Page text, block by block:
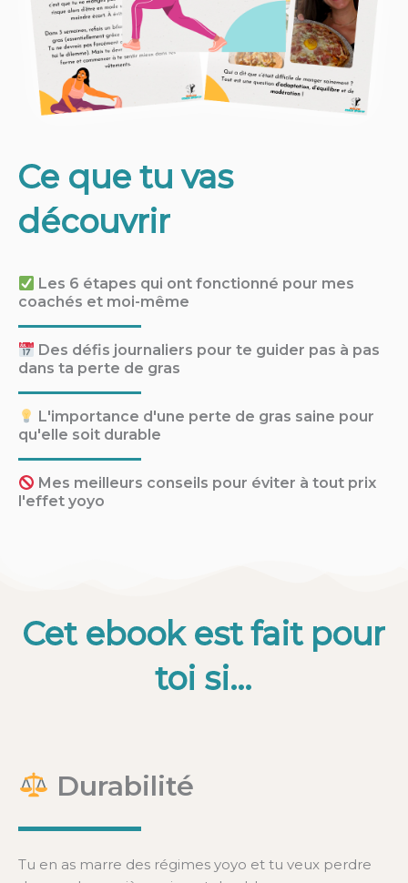
Ce que tu vas
découvrir
Les 6 étapes qui ont fonctionné pour mes
coachés et moi-même
Des défis journaliers pour te guider pas à pas
dans ta perte de gras
L'importance d'une perte de gras saine pour
qu'elle soit durable
Mes meilleurs conseils pour éviter à tout prix
l'effet yoyo
Cet ebook est fait pour
toi si...
Durabilité
Tu en as marre des régimes yoyo et tu veux perdre